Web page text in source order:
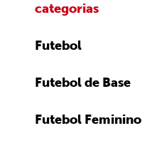
categorias
Futebol
Futebol de Base
Futebol Feminino